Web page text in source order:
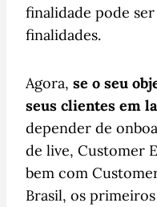
finalidade pode
finalidades.
Agora, se o seu
seus clientes em
depender de
de live, Customer
bem com
Brasil, os